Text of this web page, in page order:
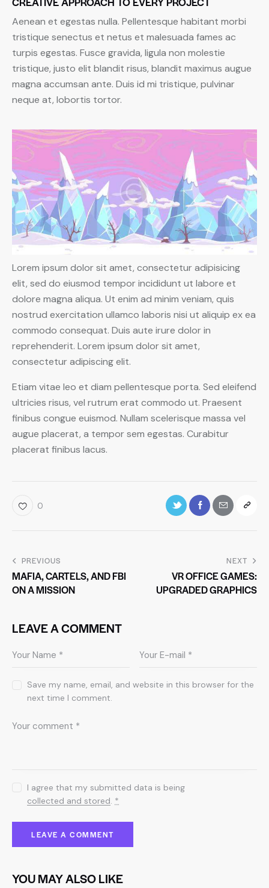
Aenean et egestas nulla. Pellentesque habitant morbi
tristique senectus et netus et malesuada fames ac
turpis egestas. Fusce gravida, ligula non molestie
tristique, justo elit blandit risus, blandit maximus augue
magna accumsan ante. Duis id mi tristique, pulvinar
neque at, lobortis tortor.
Lorem ipsum dolor sit amet, consectetur adipisicing
elit, sed do eiusmod tempor incididunt ut labore et
dolore magna aliqua. Ut enim ad minim veniam, quis
nostrud exercitation ullamco laboris nisi ut aliquip ex ea
commodo consequat. Duis aute irure dolor in
reprehenderit. Lorem ipsum dolor sit amet,
consectetur adipiscing elit.
Etiam vitae leo et diam pellentesque porta. Sed eleifend
ultricies risus, vel rutrum erat commodo ut. Praesent
finibus congue euismod. Nullam scelerisque massa vel
augue placerat, a tempor sem egestas. Curabitur
placerat finibus lacus.
0
PREVIOUS
MAFIA, CARTELS, AND FBI
ON A MISSION
NEXT
VR OFFICE GAMES:
UPGRADED GRAPHICS
LEAVE A COMMENT
Save my name, email, and website in this browser for the
next time I comment.
I agree that my submitted data is being
collected and stored. *
YOU MAY ALSO LIKE